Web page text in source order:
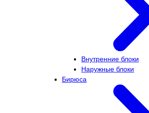
Внутренние блоки
Наружные блоки
Бирюса